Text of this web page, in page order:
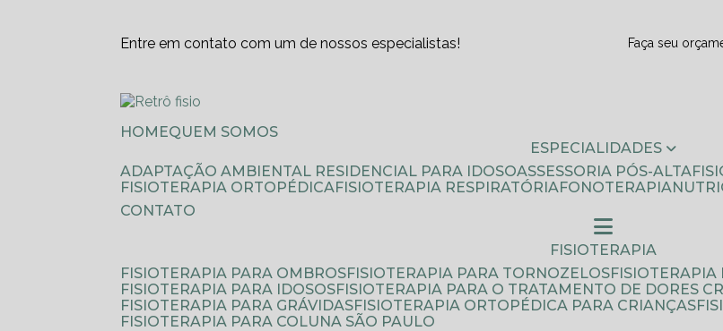
Entre em contato com um de nossos especialistas! Faça seu
HOME
QUEM SOMOS
ESPECIALIDADES
ADAPTAÇÃO AMBIENTAL RESIDENCIAL PARA IDOSO
ASSESSORIA PÓS-ALTA
FISIOTERAPIA ORTOPÉDICA
FISIOTERAPIA RESPIRATÓRIA FONOTERAPIA
CONTATO
FISIOTERAPIA
FISIOTERAPIA PARA OMBROS
FISIOTERAPIA PARA TORNOZELOS
FISIOTERAPIA PARA IDOSOS
FISIOTERAPIA PARA O TRATAMENTO DE DORES
FISIOTERAPIA PARA GRÁVIDAS
FISIOTERAPIA ORTOPÉDICA PARA CRIANÇAS
FISIOTERAPIA PARA COLUNA SÃO PAULO